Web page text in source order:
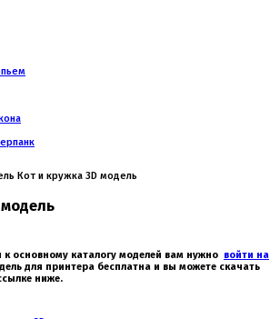
Кот и кружка 3D модель
основному каталогу моделей вам нужно войти на
для принтера бесплатна и вы можете скачать
ниже.